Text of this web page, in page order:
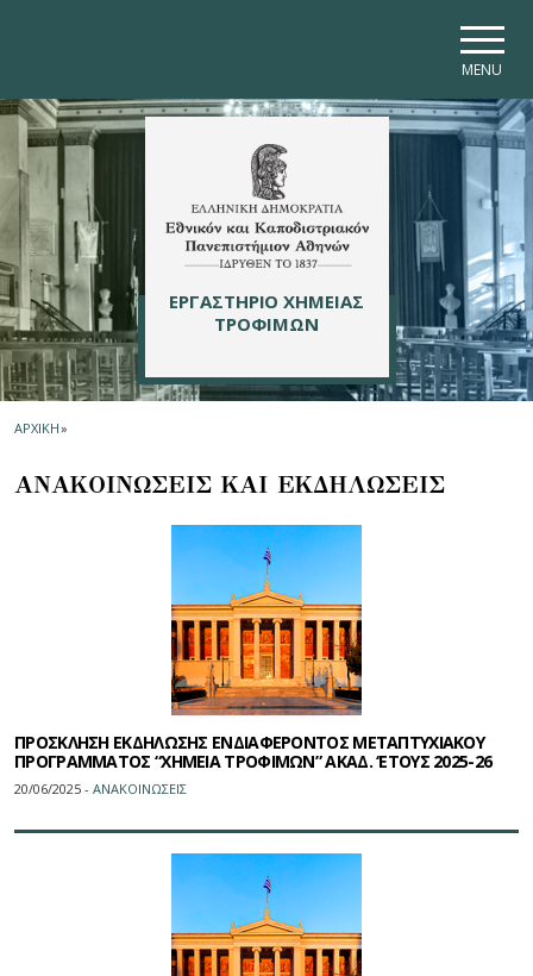
MENU
ΕΡΓΑΣΤΗΡΙΟ ΧΗΜΕΙΑΣ
ΤΡΟΦΙΜΩΝ
ΑΡΧΙΚΗ»
ΑΝΑΚΟΙΝΩΣΕΙΣ ΚΑΙ ΕΚΔΗΛΩΣΕΙΣ
ΠΡΟΣΚΛΗΣΗ ΕΚΔΗΛΩΣΗΣ ΕΝΔΙΑΦΕΡΟΝΤΟΣ ΜΕΤΑΠΤΥΧΙΑΚΟΥ
ΠΡΟΓΡΑΜΜΑΤΟΣ “ΧΗΜΕΙΑ ΤΡΟΦΙΜΩΝ” ΑΚΑΔ. ‘ΕΤΟΥΣ 2025-26
20/06/2025 - ΑΝΑΚΟΙΝΩΣΕΙΣ